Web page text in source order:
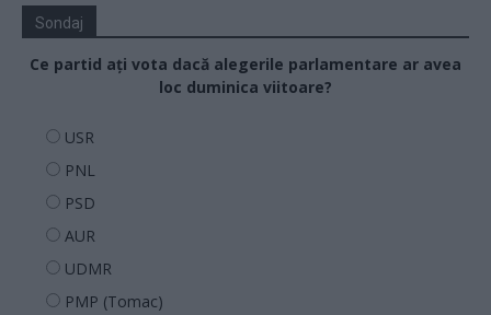
Sondaj
Ce partid ați vota dacă alegerile parlamentare ar avea
loc duminica viitoare?
USR
PNL
PSD
AUR
UDMR
PMP (Tomac)